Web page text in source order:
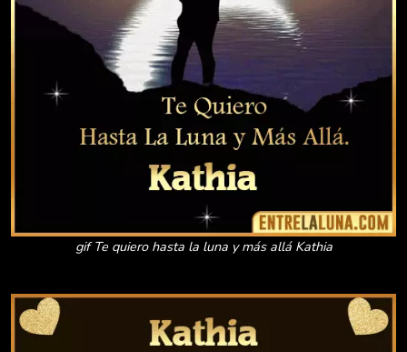
gif Te quiero hasta la luna y más allá Kathia